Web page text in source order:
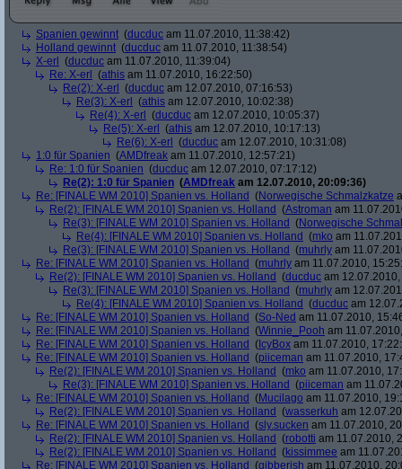
Spanien gewinnt (ducduc am 11.07.2010, 11:38:42)
Holland gewinnt (ducduc am 11.07.2010, 11:38:54)
X-erl
(ducduc am 11.07.2010, 11:39:04)
Re: X-erl
(athis am 11.07.2010, 16:22:50)
Re(2): X-erl
(ducduc am 12.07.2010, 07:16:53)
Re(3): X-erl
(athis am 12.07.2010, 10:02:38)
Re(4): X-erl
(ducduc am 12.07.2010, 10:05:37)
Re(5): X-erl
(athis am 12.07.2010, 10:17:13)
Re(6): X-erl
(ducduc am 12.07.2010, 10:31:08)
1:0 für Spanien (AMDfreak am 11.07.2010, 12:57:21)
Re: 1:0 für Spanien (ducduc am 12.07.2010, 07:17:12)
Re(2): 1:0 für Spanien (AMDfreak am 12.07.2010, 20:09:36)
Re: [FINALE WM 2010] Spanien vs. Holland (Norwegische Schmalzkatze
Re(2): [FINALE WM 2010] Spanien vs. Holland (Astroman am
Re(3): [FINALE WM 2010] Spanien vs. Holland (Norwegische
Re(4): [FINALE WM 2010] Spanien vs. Holland (mko am
Re(3): [FINALE WM 2010] Spanien vs. Holland (muhrly am
Re: [FINALE WM 2010] Spanien vs. Holland (muhrly am 11.07.2010,
Re(2): [FINALE WM 2010] Spanien vs. Holland (ducduc am
Re(3): [FINALE WM 2010] Spanien vs. Holland (muhrly am
Re(4): [FINALE WM 2010] Spanien vs. Holland (ducduc am
Re: [FINALE WM 2010] Spanien vs. Holland (So-Ned am 11.07.2010,
Re: [FINALE WM 2010] Spanien vs. Holland (Winnie_Pooh am
Re: [FINALE WM 2010] Spanien vs. Holland ( IcyBox am 11.07.2010,
Re: [FINALE WM 2010] Spanien vs. Holland (piiceman am 11.07.2010,
Re(2): [FINALE WM 2010] Spanien vs. Holland (mko am 11.07.2010,
Re(3): [FINALE WM 2010] Spanien vs. Holland (piiceman am
Re: [FINALE WM 2010] Spanien vs. Holland (Mucilago am 11.07.2010,
Re(2): [FINALE WM 2010] Spanien vs. Holland (wasserkuh am
Re: [FINALE WM 2010] Spanien vs. Holland (sly.sucken am 11.07.2010,
Re(2): [FINALE WM 2010] Spanien vs. Holland (robotti am 11.07.2010,
Re(2): [FINALE WM 2010] Spanien vs. Holland (kissimmee am
Re: [FINALE WM 2010] Spanien vs. Holland (gibberish am 11.07.2010,